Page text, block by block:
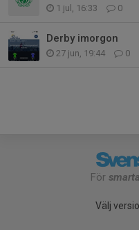
1 jul, 16:33 0
Derby imorgon
27 jun, 19:44 0
För smarta
Välj